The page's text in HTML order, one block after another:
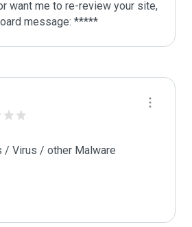
want me to re-review your site,
message: *****
/ Virus / other Malware